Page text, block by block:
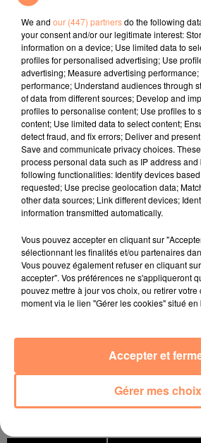
l'horoscope
Bélier Taureau
We and our (447) partnersdo the following
your consent and/or our legitimate interest:
information on a device; Use limited data to
profiles for personalised advertising; Use
advertising; Measure advertising
performance; Understand audiences through
of data from different sources; Develop and
profiles to personalise content; Use profiles to
content; Use limited data to select content;
detect fraud, and fix errors; Deliver and
Save and communicate privacy choices.
process personal data such as IP address
following functionalities: Identify devices
requested; Use precise geolocation data;
other data sources; Link different devices;
information transmitted automatically.
Vous pouvez accepter en cliquant sur
sélectionnant les finalités et/ou partenaires
Vous pouvez également refuser en cliquant
accepter". Vos préférences ne s'appliqueront
pouvez mettre à jour vos choix, ou retirer
moment via le lien "Gérer les cookies" situé
Gérer mes choix
Accepter et